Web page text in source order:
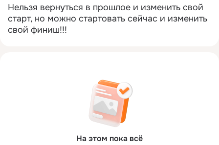
Нельзя вернуться в прошлое и изменить свой
старт, но можно стартовать сейчас и изменить
свой финиш!!!
На этом пока всё